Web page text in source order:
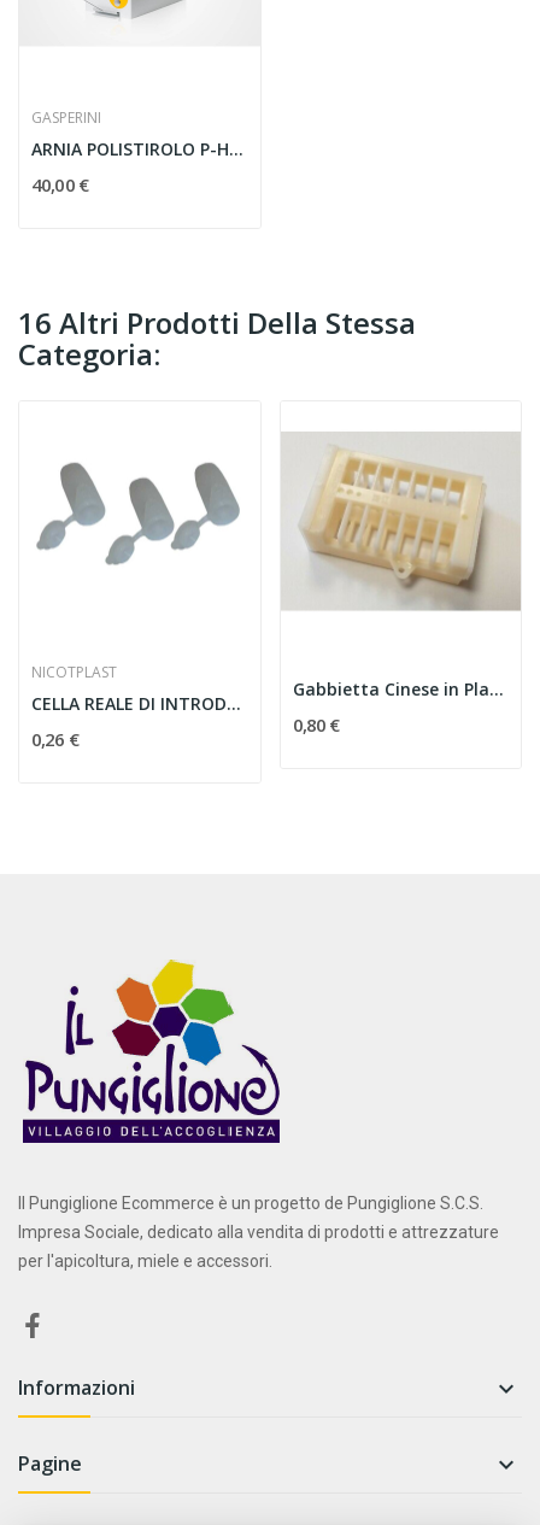
GASPERINI
ARNIA POLISTIROLO P-HIVE, per fecondazione regine
40,00 €
16 Altri Prodotti Della Stessa
Categoria:
NICOTPLAST
CELLA REALE DI INTRODUZIONE CON TAPPO
0,26 €
Gabbietta Cinese in Plastica,per blocco di covata
0,80 €
Il Pungiglione Ecommerce è un progetto de Pungiglione S.C.S.
Impresa Sociale, dedicato alla vendita di prodotti e attrezzature
per l'apicoltura, miele e accessori.
Informazioni 
Pagine 